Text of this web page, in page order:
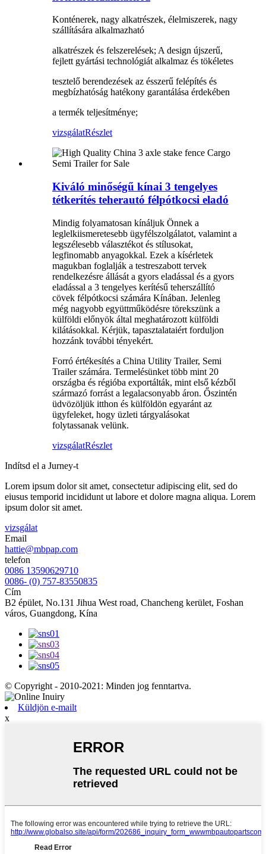
Konténerek, nagy alkatrészek, élelmiszerek, nagy
szállítására alkalmazható
alkatrészek és felszerelések; A design újszerű,
fejlett gyártási technológiát alkalmaz és tökéletes
tesztelő berendezések az ésszerű felépítés és
megbízhatóság hatékony garantálása érdekében
a termék teljesítménye;
vizsgálatRészlet
Kiváló minőségű kínai 3 tengelyes
tétkerítés teherautó félpótkocsi eladó
Mindig folyamatosan kínáljuk Önnek a
leglelkiismeretesebb ügyfélszolgálatot, valamint a
legszélesebb választékot és stílusokat,
legfinomabb anyagokkal. Ezek a kísérletek
magukban foglalják a testreszabott tervek
rendelkezésre állását a gyors eladással és a gyors
eladással a 3 tengelyes kerítésű teherszállító
cövek félpótkocsi számára Kínában. Jelenleg
még nagyobb együttműködésre törekszünk a
külföldi előnyök által meghatározott külföldi
kilátásokkal. Kérjük, tapasztalataiért forduljon
hozzánk további tényekért.
Forró értékesítés a China Utility Trailer, Semi
Trailer számára. Termelésünket több mint 20
országba és régióba exportálták, mint első kézből
származó forrást a legalacsonyabb áron. Őszintén
üdvözöljük itthon és külföldön egyaránt az
ügyfeleket, hogy üzleti tárgyalásokat
folytassanak velünk.
vizsgálatRészlet
Indítsd el a Jurney-t
Lorem ipsum dolor sit amet, consectetur adipiscing elit, sed do
eiusus temporid incididunt ut labore et dolore magna aliqua. Lorem
ipsum dolor sit amet.
vizsgálat
Email
hattie@mbpap.com
telefon
0086 13590629710
0086- (0) 757-83550835
Cím
B2 épület, No.131 Jihua West road, Chancheng kerület, Foshan
város, Guangdong, Kína
© Copyright - 2010-2021: Minden jog fenntartva.
Küldjön e-mailt
x